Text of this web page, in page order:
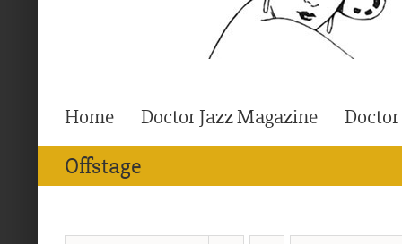
Home Doctor Jazz Magazine Doctor
Offstage